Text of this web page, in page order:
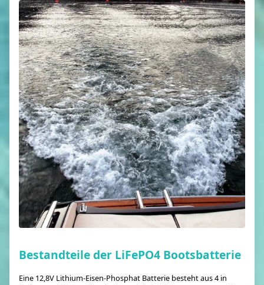
Bestandteile der LiFePO4 Bootsbatterie
Eine 12,8V Lithium-Eisen-Phosphat Batterie besteht aus 4 in